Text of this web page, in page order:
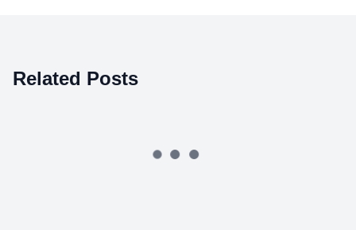
Related Posts